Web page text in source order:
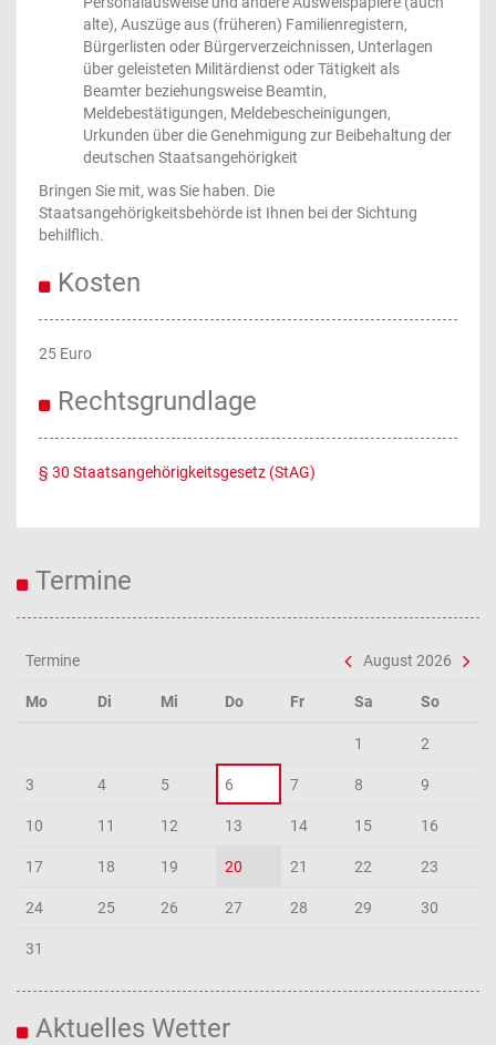
alte), Auszüge aus (früheren) Familienregistern,
Bürgerlisten oder Bürgerverzeichnissen, Unterlagen
über geleisteten Militärdienst oder Tätigkeit als
Beamter beziehungsweise Beamtin,
Meldebestätigungen, Meldebescheinigungen,
Urkunden über die Genehmigung zur Beibehaltung der
deutschen Staatsangehörigkeit
Bringen Sie mit, was Sie haben. Die
Staatsangehörigkeitsbehörde ist Ihnen bei der Sichtung
behilflich.
Kosten
25 Euro
Rechtsgrundlage
§ 30 Staatsangehörigkeitsgesetz (StAG)
Termine
Termine August 2026
Mo Di Mi Do Fr Sa So
1 2
3 4 5 6 7 8 9
10 11 12 13 14 15 16
17 18 19 20 21 22 23
24 25 26 27 28 29 30
31
Aktuelles Wetter